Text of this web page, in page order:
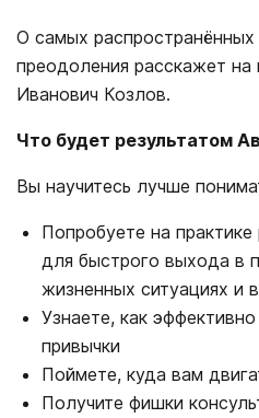
О самых
преодоления расскажет на
Иванович Козлов.
Что будет результатом
Вы научитесь лучше
Попробуете на
для быстрого выхода в
жизненных ситуациях и
Узнаете, как
привычки
Поймете, куда вам
Получите фишки